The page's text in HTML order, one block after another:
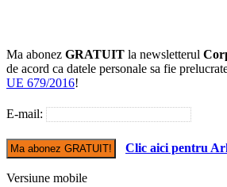
Ma abonez GRATUIT la newsletterul
de acord ca datele personale sa fie
UE 679/2016!
E-mail:
Clic aici pentru
Versiune mobile